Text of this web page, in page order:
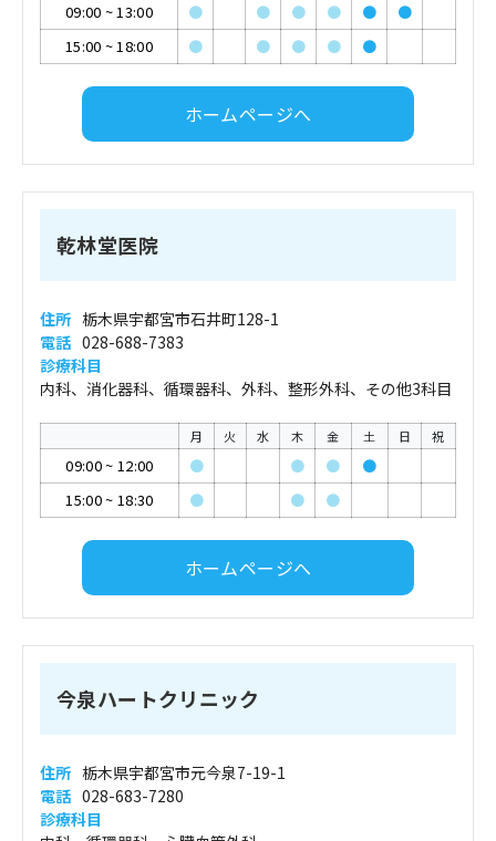
09:00 ~13:00 ● ● ● ● ●
●
15:00 ~18:00 ● ● ● ● ●
ホームページへ
乾林堂医院
住所 栃木県宇都宮市石井町128-1
電話 028-688-7383
診療科目
内科、消化器科、循環器科、外科、整形外科、その他3科目
月 火 水 木 金 土 日 祝
09:00~ 12:00 ● ● ●
●
15:00~ 18:30 ● ● ●
ホームページへ
今泉ハートクリニック
住所 栃木県宇都宮市元今泉7-19-1
電話 028-683-7280
診療科目